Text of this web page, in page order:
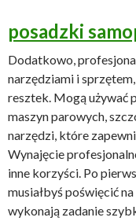
posadzki
Dodatkowo,
narzędziami i
resztek. Mogą używać
maszyn parowych,
narzędzi, które
Wynajęcie
inne korzyści. Po
musiałbyś poświęcić
wykonają zadanie